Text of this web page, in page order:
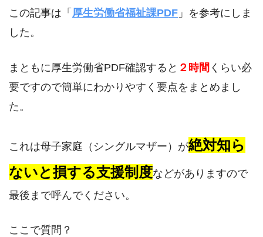
この記事は「 厚生労働省福祉課PDF 」を参考にしま
した。
まともに厚生労働省PDF確認すると ２時間 くらい必
要ですので簡単にわかりやすく要点をまとめまし
た。
これは母子家庭（シングルマザー）が絶対知ら
ないと損する支援制度などがありますので
最後まで呼んでください。
ここで質問？